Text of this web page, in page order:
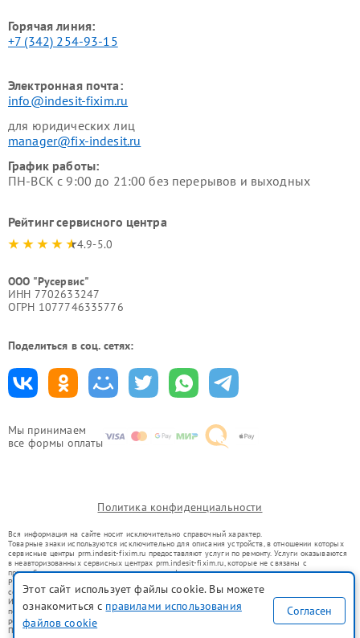
Мы принимаем
все формы оплаты
Горячая линия:
+7 (342) 254-93-15
Электронная почта:
info@indesit-fixim.ru
для юридических лиц
manager@fix-indesit.ru
График работы:
ПН-ВСК с 9:00 до 21:00 без перерывов и выходных
Рейтинг сервисного центра
4.9-5.0
ООО "Русервис"
ИНН 7702633247
ОГРН 1077746335776
Поделиться в соц. сетях:
Политика конфиденциальности
Вся информация на сайте носит исключительно справочный характер.
Товарные знаки используются исключительно для описания устройств, в отношении которых
сервисные центры prm.indesit-fixim.ru предоставляют услуги по ремонту. Услуги оказываются
в неавторизованных сервисных центрах prm.indesit-fixim.ru, которые не связаны с
правообладателями товарных знаков или их официальными представителями.
Ремонт осуществляется для устройств, уже введенных в гражданский оборот в соответствии
со статьей 1487 ГК РФ.
Использование товарных знаков не преследует цели индивидуализации услуг или введения
потребителей в заблуждение, а служит для информирования о предоставляемых услугах по
ремонту техники указанных брендов.
Представленная на сайте информация не является публичной офертой, определяемой
Этот сайт использует файлы cookie. Вы можете
ознакомиться с правилами использования
файлов cookie
Согласен